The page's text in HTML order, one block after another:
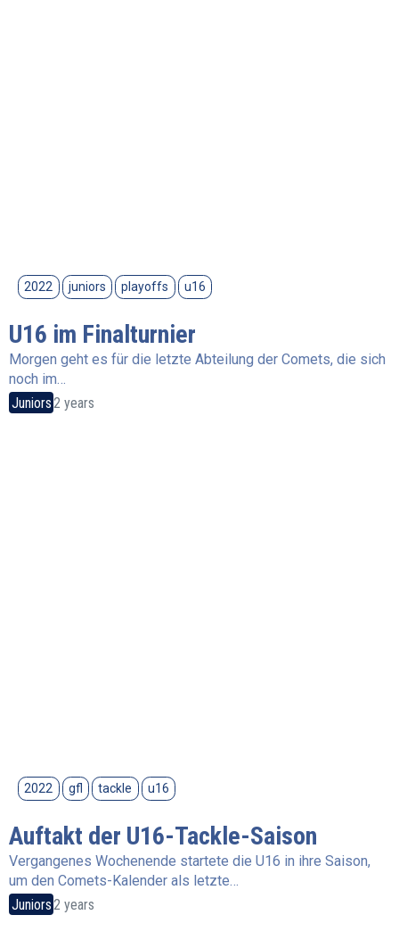
2022 juniors playoffs u16
U16 im Finalturnier
Morgen geht es für die letzte Abteilung der Comets, die sich
noch im…
Juniors2 years
2022 gfl tackle u16
Auftakt der U16-Tackle-Saison
Vergangenes Wochenende startete die U16 in ihre Saison,
um den Comets-Kalender als letzte…
Juniors2 years